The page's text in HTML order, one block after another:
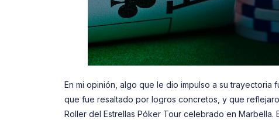
En mi opinión, algo que le dio impulso a su
que fue resaltado por logros concretos, y que
Roller del Estrellas Póker Tour celebrado en